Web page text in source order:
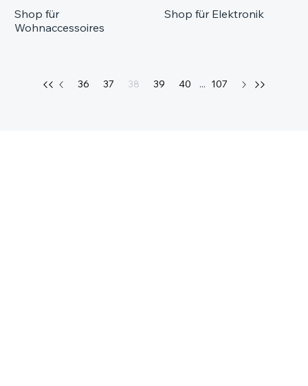
Shop für
Wohnaccessoires
Shop für Elektronik
36 37 38 39 40 ... 107